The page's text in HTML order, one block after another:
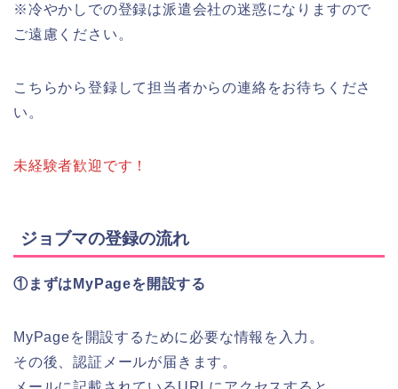
※冷やかしでの登録は派遣会社の迷惑になりますので
ご遠慮ください。
こちらから登録して担当者からの連絡をお待ちくださ
い。
未経験者歓迎です！
ジョブマの登録の流れ
①まずはMyPageを開設する
MyPageを開設するために必要な情報を入力。
その後、認証メールが届きます。